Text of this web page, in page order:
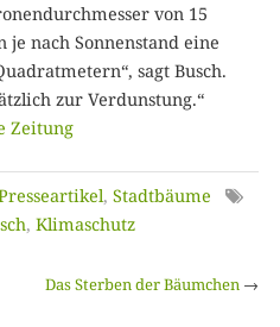
von 15
nach Sonnenstand eine
sagt Busch.
zur Verdunstung.“
Zeitung
, Stadtbäume
, Klimaschutz
Das Sterben der Bäumchen →